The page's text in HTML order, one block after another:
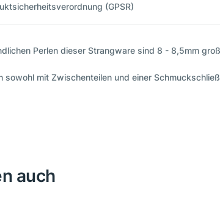
(GPSR)
Perlen dieser Strangware sind 8 - 8,5mm
sowohl mit Zwischenteilen und einer
auch